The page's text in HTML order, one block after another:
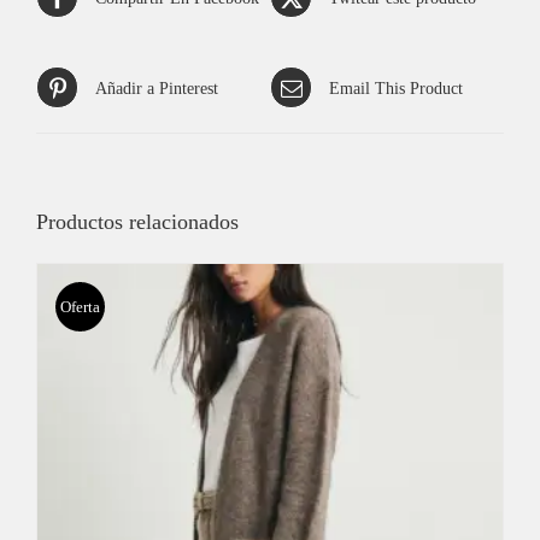
Añadir a Pinterest Email This Product
Productos relacionados
Oferta